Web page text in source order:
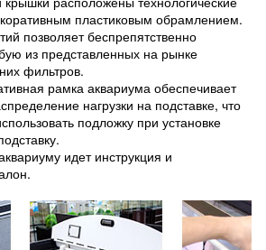
пластиковым обрамлением.
позволяет беспрепятственно
из представленных на рынке
фильтров.
рамка аквариума обеспечивает
нагрузки на подставке, что
подложку при установке
идет инструкция и